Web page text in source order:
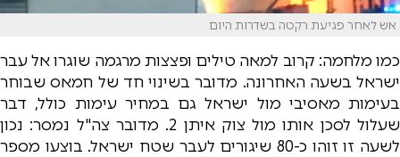
אש לאחר פגיעת רקטה בשדרות היום
כמו מלחמה: קרוב למאה טילים ופצצות מרגמה שוגרו אל עבר
ישראל בשעה האחרונה. מדובר בשינוי חד של חמאס שבוחר
בעימות מאסיבי מול ישראל גם במחיר עימות כולל, דבר
שעלול לסכן אותו מול צוק איתן 2. מדובר צה"ל נמסר: נכון
לשעה זו זוהו כ-80 שיגורים לעבר שטח ישראל. בוצעו מספר